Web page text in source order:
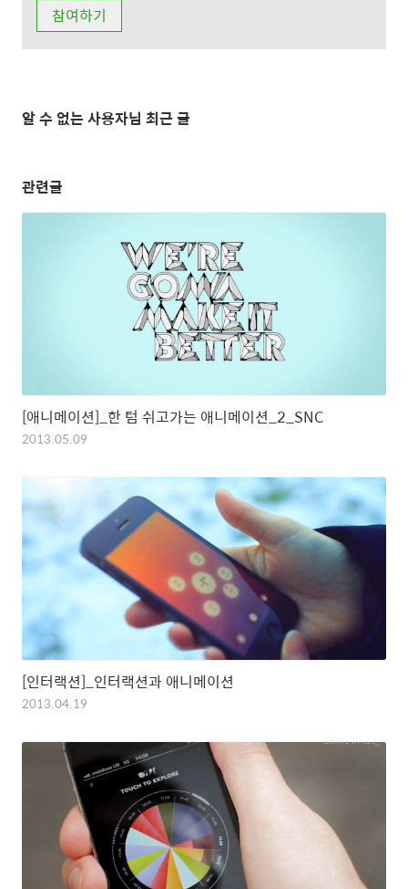
알 수 없는 사용자님 최근 글
관련글
[애니메이션]_한 텀 쉬고가는 애니메이션_2_SNC
2013.05.09
[인터랙션]_인터랙션과 애니메이션
2013.04.19